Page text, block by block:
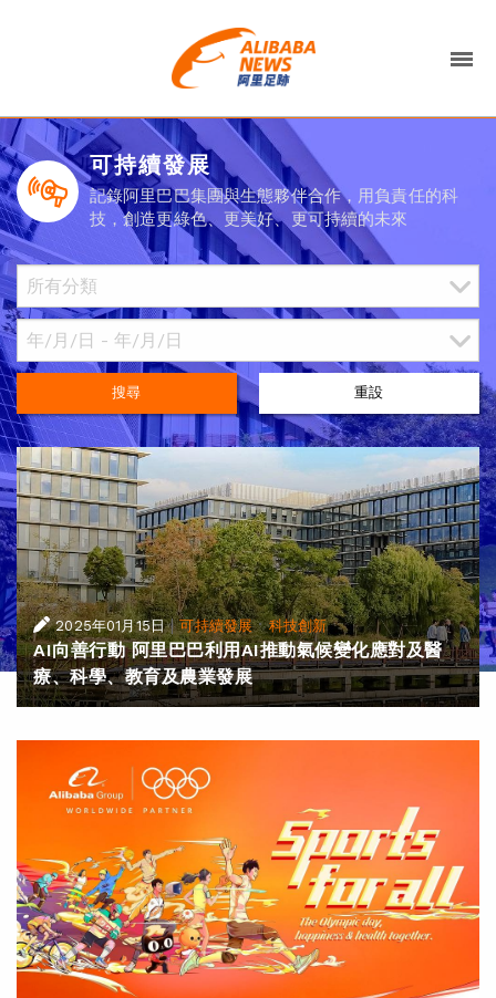
可持續發展
記錄阿里巴巴集團與生態夥伴合作，用負責任的科
技，創造更綠色、更美好、更可持續的未來
搜尋 重設
2025年01月15日 |可持續發展·科技創新
AI向善行動 阿里巴巴利用AI推動氣候變化應對及醫
療、科學、教育及農業發展